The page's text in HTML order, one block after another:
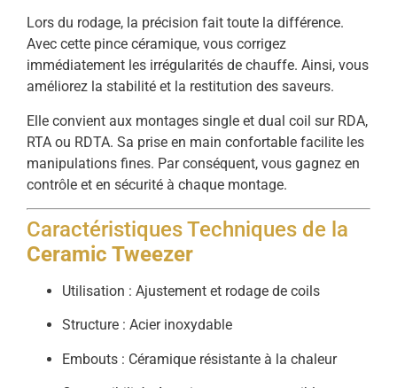
Lors du rodage, la précision fait toute la différence.
Avec cette pince céramique, vous corrigez
immédiatement les irrégularités de chauffe. Ainsi, vous
améliorez la stabilité et la restitution des saveurs.
Elle convient aux montages single et dual coil sur RDA,
RTA ou RDTA. Sa prise en main confortable facilite les
manipulations fines. Par conséquent, vous gagnez en
contrôle et en sécurité à chaque montage.
Caractéristiques Techniques de la
Ceramic Tweezer
Utilisation : Ajustement et rodage de coils
Structure : Acier inoxydable
Embouts : Céramique résistante à la chaleur